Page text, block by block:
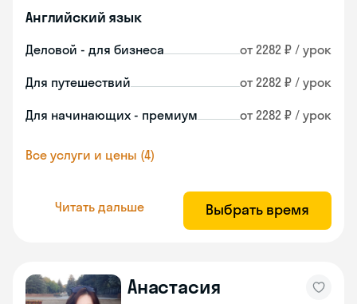
Английский язык
Деловой - для бизнеса от 2282 ₽ / урок
Для путешествий от 2282 ₽ / урок
Для начинающих - премиум от 2282 ₽ / урок
Все услуги и цены (4)
Читать дальше Выбрать время
Анастасия